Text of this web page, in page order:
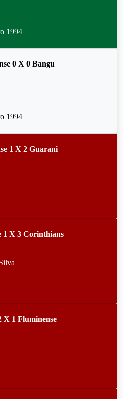
1994
0 X 0 Bangu
1994
1 X 2 Guarani
1 X 3 Corinthians
X 1 Fluminense